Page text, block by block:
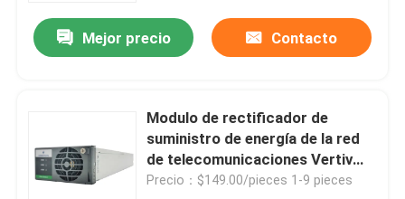
Mejor precio Contacto
Modulo de rectificador de
suministro de energía de la red
de telecomunicaciones Vertiv
48Vdc R48-3000E3 R48-3000
Precio：$149.00/pieces 1-9 pieces